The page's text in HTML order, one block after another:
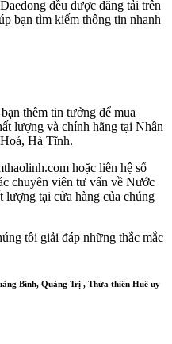
đều được đăng tải trên
bạn tìm kiếm thông tin nhanh
thêm tin tưởng để mua
lượng và chính hãng tại Nhân
Hà Tĩnh.
hoặc liên hệ số
chuyên viên tư vấn về Nước
lượng tại cửa hàng của chúng
tôi giải đáp những thắc mắc
Bình, Quảng Trị , Thừa thiên Huế uy